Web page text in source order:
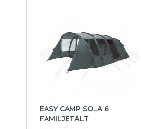
EASY CAMP SOLA 6
FAMILJETÄLT